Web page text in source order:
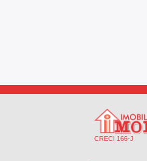
CRECI 166-J